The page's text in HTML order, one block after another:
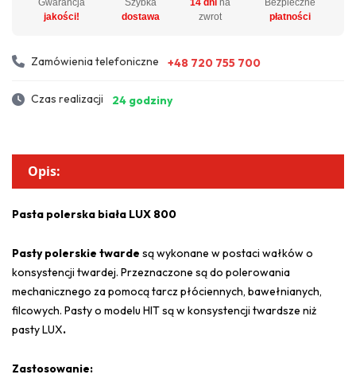
jakości!
dostawa
zwrot
płatności
Zamówienia telefoniczne +48 720 755 700
Czas realizacji 24 godziny
Opis:
Pasta polerska biała LUX 800
Pasty polerskie twarde są wykonane w postaci wałków o
konsystencji twardej. Przeznaczone są do polerowania
mechanicznego za pomocą tarcz płóciennych, bawełnianych,
filcowych. Pasty o modelu HIT są w konsystencji twardsze niż
pasty LUX.
Zastosowanie: